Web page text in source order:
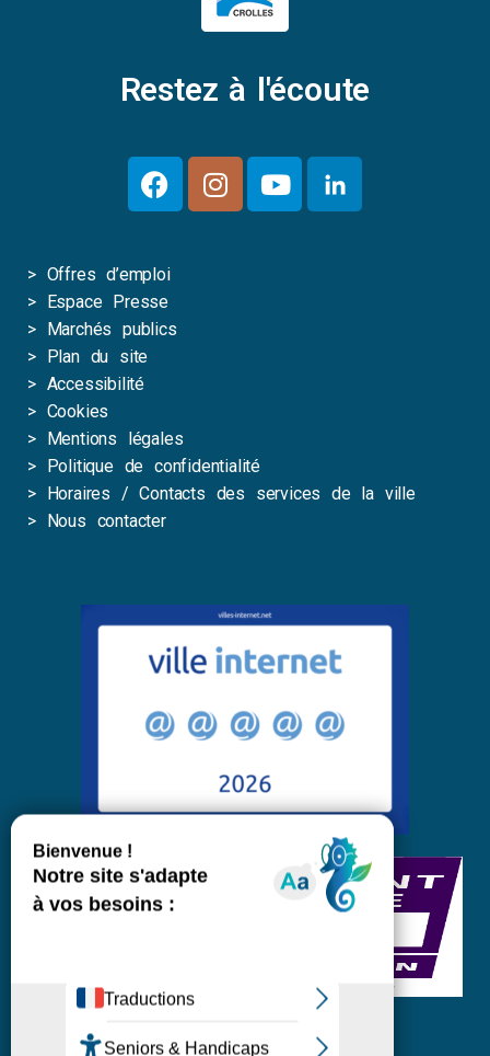
Restez à l'écoute
> Offres d’emploi
> Espace Presse
> Marchés publics
> Plan du site
> Accessibilité
> Cookies
> Mentions légales
> Politique de confidentialité
> Horaires / Contacts des services de la ville
> Nous contacter